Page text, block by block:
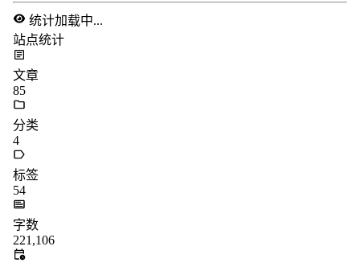
统计加载中...
站点统计
文章
85
分类
4
标签
54
字数
221,106